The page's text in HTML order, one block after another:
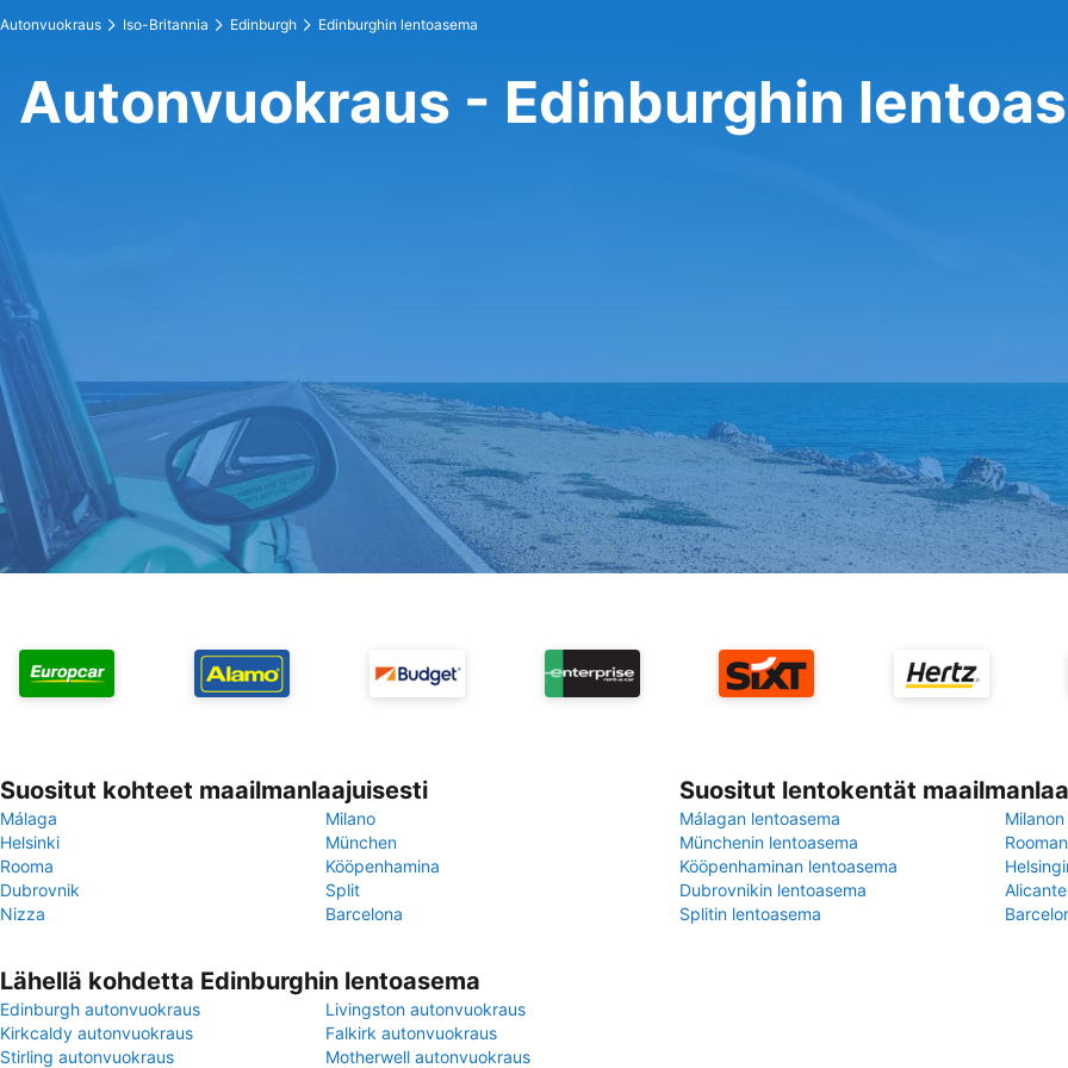
Autonvuokraus Iso-Britannia Edinburgh Edinburghin lentoasema
Autonvuokraus - Edinburghin
Suositut kohteet maailmanlaajuisesti
Málaga
Milano
Helsinki
München
Rooma
Kööpenhamina
Dubrovnik
Split
Nizza
Barcelona
Suositut lentokentät
Málagan lentoasema
Münchenin lentoasema
Kööpenhaminan lentoasema
Dubrovnikin lentoasema
Splitin lentoasema
Lähellä kohdetta Edinburghin lentoasema
Edinburgh autonvuokraus
Livingston autonvuokraus
Kirkcaldy autonvuokraus
Falkirk autonvuokraus
Stirling autonvuokraus
Motherwell autonvuokraus